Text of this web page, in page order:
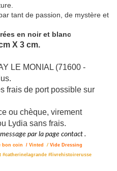
tant de passion, de mystère et
en noir et blanc
X 3 cm.
LE MONIAL (71600 -
frais de port possible sur
ou chèque, virement
Lydia sans frais.
par la page contact .
bon coin / Vinted / Vide Dressing
#livrehistoirerusse